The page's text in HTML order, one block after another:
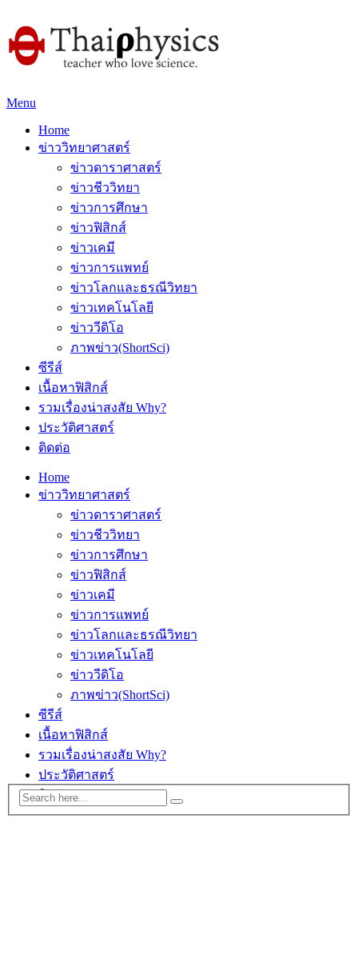
Menu
Home
ข่าววิทยาศาสตร์
ข่าวดาราศาสตร์
ข่าวชีววิทยา
ข่าวการศึกษา
ข่าวฟิสิกส์
ข่าวเคมี
ข่าวการแพทย์
ข่าวโลกและธรณีวิทยา
ข่าวเทคโนโลยี
ข่าววีดิโอ
ภาพข่าว(ShortSci)
ซีรีส์
เนื้อหาฟิสิกส์
รวมเรื่องน่าสงสัย Why?
ประวัติศาสตร์
ติดต่อ
Home
ข่าววิทยาศาสตร์
ข่าวดาราศาสตร์
ข่าวชีววิทยา
ข่าวการศึกษา
ข่าวฟิสิกส์
ข่าวเคมี
ข่าวการแพทย์
ข่าวโลกและธรณีวิทยา
ข่าวเทคโนโลยี
ข่าววีดิโอ
ภาพข่าว(ShortSci)
ซีรีส์
เนื้อหาฟิสิกส์
รวมเรื่องน่าสงสัย Why?
ประวัติศาสตร์
ติดต่อ